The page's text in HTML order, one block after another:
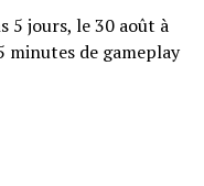
5 jours, le 30 août à
minutes de gameplay